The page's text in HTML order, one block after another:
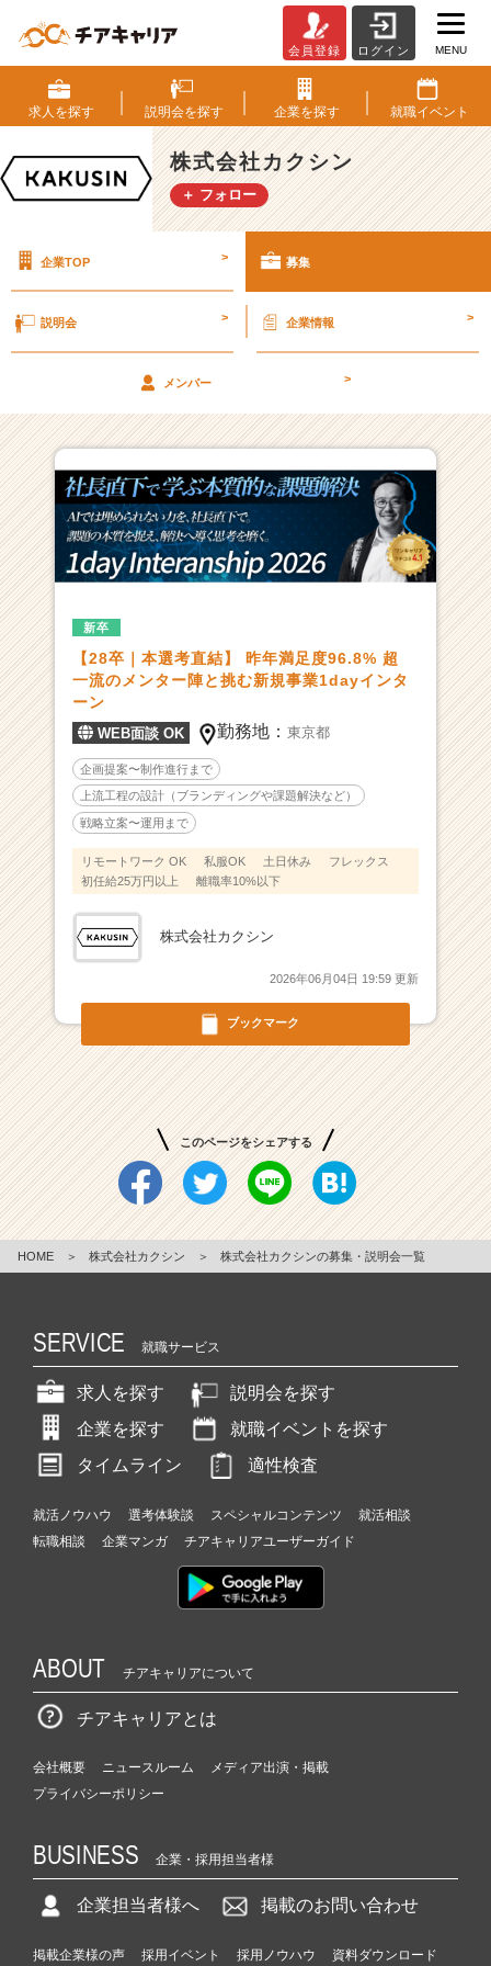
式
会
社
カ
ク
シ
用/
一
覧
略
設
計
×
ク
リ
ィ
ブ
万
の
プ
ロ
ェ
ョ
ッ
ン
略
設
計
幅
ャ
レ
ン
ジ
で
き
|
ベ
チ
ャ
長
企
業
ら
ト
が
届
就
会員登録 ログイン MENU
求人を探す 説明会を探す 企業を探す 就職イベント
株式会社カクシン
＋ フォロー
企業TOP > 募集
説明会 > 企業情報 >
メンバー >
ブックマーク
新卒
【28卒｜本選考直結】 昨年満足度96.8% 超
一流のメンター陣と挑む新規事業1dayインタ
ーン
WEB面談 OK 勤務地：東京都
企画提案〜制作進行まで
上流工程の設計（ブランディングや課題解決など）
戦略立案〜運用まで
リモートワーク OK 私服OK 土日休み
フレックス
初任給25万円以上
離職率10%以下
株式会社カクシン
2026年06月04日 19:59 更新
このページをシェアする
HOME ＞ 株式会社カクシン ＞ 株式会社カクシンの募集・説明会一覧
SERVICE 就職サービス
求人を探す
説明会を探す
企業を探す
就職イベントを探す
タイムライン
適性検査
就活ノウハウ 選考体験談 スペシャルコンテンツ
就活相談
転職相談
企業マンガ チアキャリアユーザーガイド
ABOUT チアキャリアについて
チアキャリアとは
会社概要 ニュースルーム
メディア出演・掲載
プライバシーポリシー
BUSINESS 企業・採用担当者様
企業担当者様へ 掲載のお問い合わせ
掲載企業様の声 採用イベント 採用ノウハウ 資料ダウンロード